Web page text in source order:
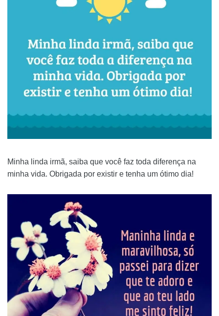
Minha linda irmã, saiba que você faz toda diferença na
minha vida. Obrigada por existir e tenha um ótimo dia!